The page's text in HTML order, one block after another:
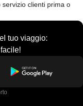
clienti prima o
tuo viaggio: